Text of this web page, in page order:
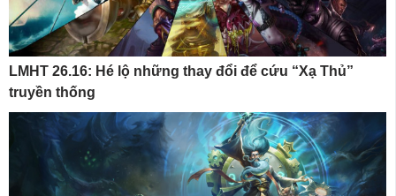
LMHT 26.16: Hé lộ những thay đổi để cứu “Xạ Thủ”
truyền thống